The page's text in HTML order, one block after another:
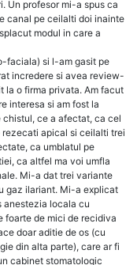
Un profesor mi-a spus ca
canal pe ceilalti doi inainte
modul in care a
faciala) si l-am gasit pe
incredere si avea review-
la o firma privata. Am facut
interesa si am fost la
ce a afectat, ca cel
apical si ceilalti trei
ca umblatul pe
ca altfel ma voi umfla
Mi-a dat trei variante
gaz ilariant. Mi-a explicat
anestezia locala cu
foarte de mici de recidiva
doar aditie de os (cu
din alta parte), care ar fi
cabinet stomatologic